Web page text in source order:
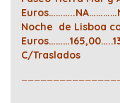
Noche de Lisboa
C/Traslados